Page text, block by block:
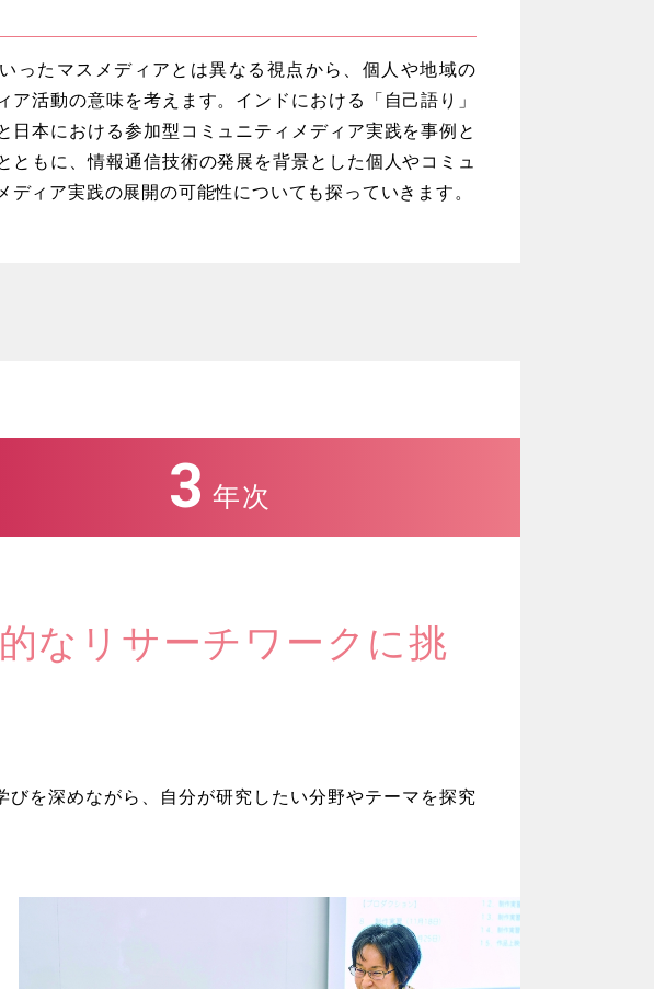
ったマスメディアとは異なる視点から、個人や地域の
ア活動の意味を考えます。インドにおける「自己語り」
日本における参加型コミュニティメディア実践を事例と
ともに、情報通信技術の発展を背景とした個人やコミュ
ディア実践の展開の可能性についても探っていきます。
3 年次
なリサーチワークに挑
びを深めながら、自分が研究したい分野やテーマを探究